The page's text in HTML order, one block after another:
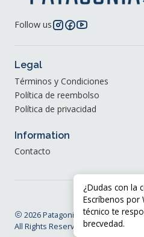
Follow us
Legal
Términos y Condiciones
Política de reembolso
Política de privacidad
Information
Contacto
2026 Patagonia Klima®.
All Rights Reserved.Powered by
¿Dudas con la
Escríbenos por
técnico te
brecvedad.